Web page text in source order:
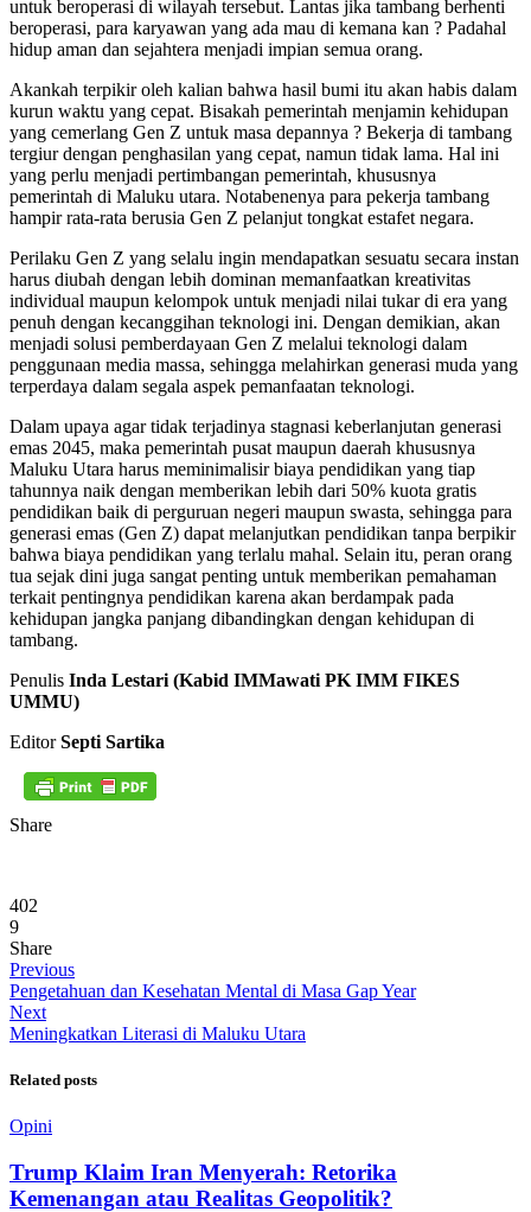
untuk beroperasi di wilayah tersebut. Lantas jika tambang berhenti
beroperasi, para karyawan yang ada mau di kemana kan ? Padahal
hidup aman dan sejahtera menjadi impian semua orang.
Akankah terpikir oleh kalian bahwa hasil bumi itu akan habis dalam
kurun waktu yang cepat. Bisakah pemerintah menjamin kehidupan
yang cemerlang Gen Z untuk masa depannya ? Bekerja di tambang
tergiur dengan penghasilan yang cepat, namun tidak lama. Hal ini
yang perlu menjadi pertimbangan pemerintah, khususnya
pemerintah di Maluku utara. Notabenenya para pekerja tambang
hampir rata-rata berusia Gen Z pelanjut tongkat estafet negara.
Perilaku Gen Z yang selalu ingin mendapatkan sesuatu secara instan
harus diubah dengan lebih dominan memanfaatkan kreativitas
individual maupun kelompok untuk menjadi nilai tukar di era yang
penuh dengan kecanggihan teknologi ini. Dengan demikian, akan
menjadi solusi pemberdayaan Gen Z melalui teknologi dalam
penggunaan media massa, sehingga melahirkan generasi muda yang
terperdaya dalam segala aspek pemanfaatan teknologi.
Dalam upaya agar tidak terjadinya stagnasi keberlanjutan generasi
emas 2045, maka pemerintah pusat maupun daerah khususnya
Maluku Utara harus meminimalisir biaya pendidikan yang tiap
tahunnya naik dengan memberikan lebih dari 50% kuota gratis
pendidikan baik di perguruan negeri maupun swasta, sehingga para
generasi emas (Gen Z) dapat melanjutkan pendidikan tanpa berpikir
bahwa biaya pendidikan yang terlalu mahal. Selain itu, peran orang
tua sejak dini juga sangat penting untuk memberikan pemahaman
terkait pentingnya pendidikan karena akan berdampak pada
kehidupan jangka panjang dibandingkan dengan kehidupan di
tambang.
Penulis Inda Lestari (Kabid IMMawati PK IMM FIKES
UMMU)
EditorSepti Sartika
Share
402
9
Share
Previous
Pengetahuan dan Kesehatan Mental di Masa Gap Year
Next
Meningkatkan Literasi di Maluku Utara
Related posts
Opini
Trump Klaim Iran Menyerah: Retorika
Kemenangan atau Realitas Geopolitik?